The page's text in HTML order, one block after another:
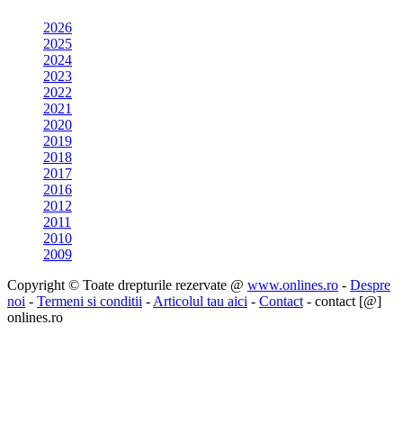
2026
2025
2024
2023
2022
2021
2020
2019
2018
2017
2016
2012
2011
2010
2009
Copyright © Toate drepturile rezervate @ www.onlines.ro - Despre
noi - Termeni si conditii - Articolul tau aici - Contact - contact [@]
onlines.ro